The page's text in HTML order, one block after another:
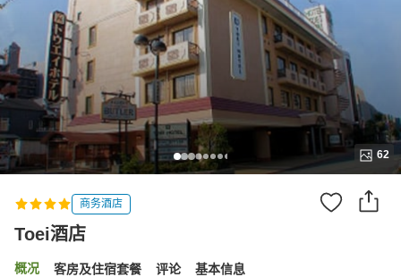
62
商务酒店
Toei酒店
概况 客房及住宿套餐 评论 基本信息